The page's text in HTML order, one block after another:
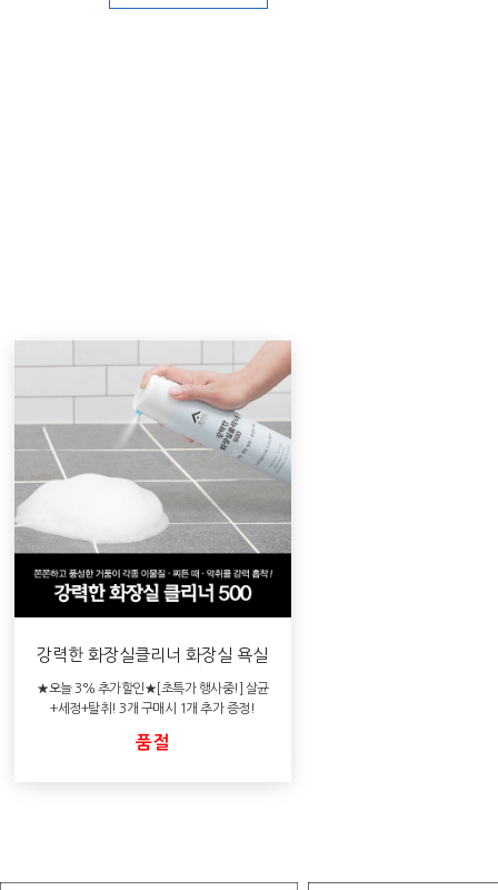
강력한 화장실클리너 화장실 욕실
청소 거품 스프레이 세제
★오늘 3% 추가할인★[초특가 행사중!] 살균
+세정+탈취! 3개 구매시 1개 추가 증정!
품절